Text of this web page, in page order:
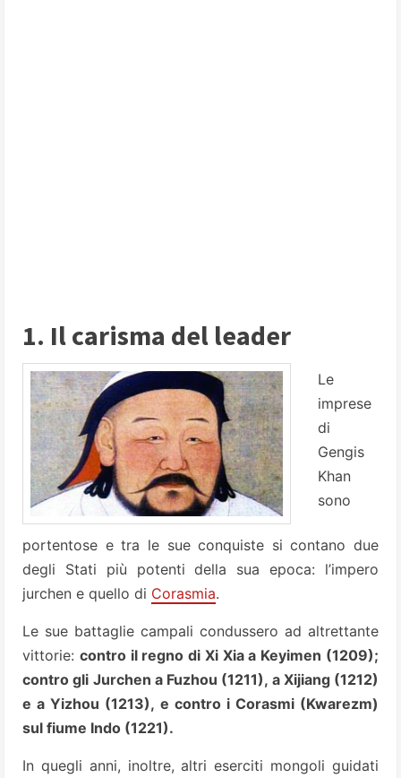
1. Il carisma del leader
Le
imprese
di
Gengis
Khan
sono
portentose e tra le sue conquiste si contano due
degli Stati più potenti della sua epoca: l’impero
jurchen e quello di Corasmia.
Le sue battaglie campali condussero ad altrettante
vittorie: contro il regno di Xi Xia a Keyimen (1209);
contro gli Jurchen a Fuzhou (1211), a Xijiang (1212)
e a Yizhou (1213), e contro i Corasmi (Kwarezm)
sul fiume Indo (1221).
In quegli anni, inoltre, altri eserciti mongoli guidati